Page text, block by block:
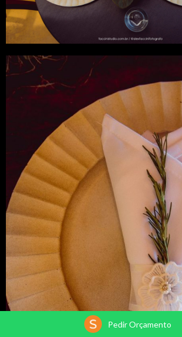
Pedir Orçamento